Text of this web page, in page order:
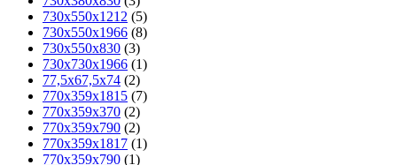
730х550х1212 (5)
730х550х1966 (8)
730х550х830 (3)
730х730х1966 (1)
77,5x67,5x74 (2)
770x359x1815 (7)
770x359x370 (2)
770x359x790 (2)
770х359х1817 (1)
770х359х790 (1)